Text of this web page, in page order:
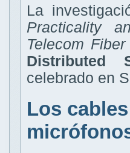
La
Practicality
Telecom
Distributed
celebrado en
Los